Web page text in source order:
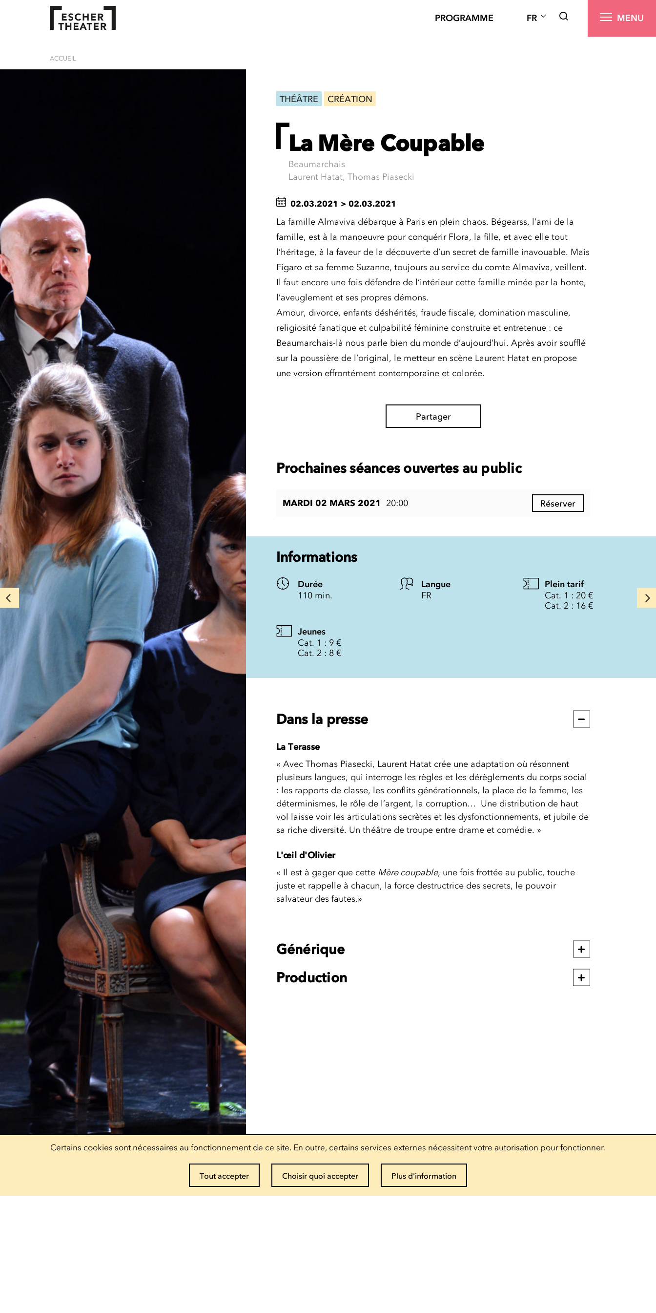
PROGRAMME FR MENU
ACCUEIL
THÉÂTRE CRÉATION
La Mère Coupable
Beaumarchais
Laurent Hatat, Thomas Piasecki
02.03.2021 > 02.03.2021
La famille Almaviva débarque à Paris en plein chaos. Bégearss, l’ami de la
famille, est à la manoeuvre pour conquérir Flora, la fille, et avec elle tout
l’héritage, à la faveur de la découverte d’un secret de famille inavouable. Mais
Figaro et sa femme Suzanne, toujours au service du comte Almaviva, veillent.
Il faut encore une fois défendre de l’intérieur cette famille minée par la honte,
l’aveuglement et ses propres démons.
Amour, divorce, enfants déshérités, fraude fiscale, domination masculine,
religiosité fanatique et culpabilité féminine construite et entretenue : ce
Beaumarchais-là nous parle bien du monde d’aujourd’hui. Après avoir soufflé
sur la poussière de l’original, le metteur en scène Laurent Hatat en propose
une version effrontément contemporaine et colorée.
Partager
Prochaines séances ouvertes au public
MARDI 02 MARS 2021 20:00 Réserver
Informations
Durée
110 min.
Langue
FR
Plein tarif
Cat. 1 : 20 €
Cat. 2 : 16 €
Jeunes
Cat. 1 : 9 €
Cat. 2 : 8 €
Dans la presse
La Terasse
« Avec Thomas Piasecki, Laurent Hatat crée une adaptation où résonnent
plusieurs langues, qui interroge les règles et les dérèglements du corps social
: les rapports de classe, les conflits générationnels, la place de la femme, les
déterminismes, le rôle de l’argent, la corruption… Une distribution de haut
vol laisse voir les articulations secrètes et les dysfonctionnements, et jubile de
sa riche diversité. Un théâtre de troupe entre drame et comédie. »
L'œil d'Olivier
« Il est à gager que cette Mère coupable, une fois frottée au public, touche
juste et rappelle à chacun, la force destructrice des secrets, le pouvoir
salvateur des fautes.»
Générique
Production
Certains cookies sont nécessaires au fonctionnement de ce site. En outre, certains services externes nécessitent votre autorisation pour fonctionner.
Tout accepter Choisir quoi accepter Plus d'information